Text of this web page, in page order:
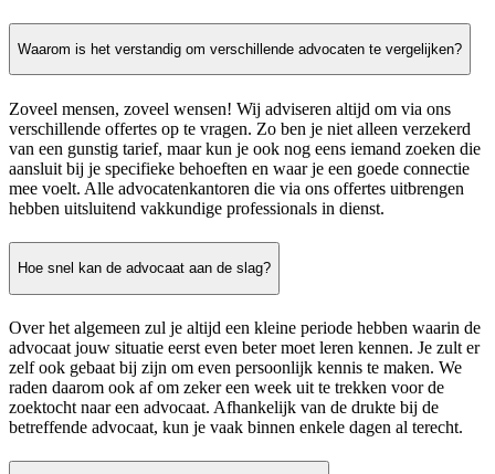
Waarom is het verstandig om verschillende advocaten te vergelijken?
Zoveel mensen, zoveel wensen! Wij adviseren altijd om via ons
verschillende offertes op te vragen. Zo ben je niet alleen verzekerd
van een gunstig tarief, maar kun je ook nog eens iemand zoeken die
aansluit bij je specifieke behoeften en waar je een goede connectie
mee voelt. Alle advocatenkantoren die via ons offertes uitbrengen
hebben uitsluitend vakkundige professionals in dienst.
Hoe snel kan de advocaat aan de slag?
Over het algemeen zul je altijd een kleine periode hebben waarin de
advocaat jouw situatie eerst even beter moet leren kennen. Je zult er
zelf ook gebaat bij zijn om even persoonlijk kennis te maken. We
raden daarom ook af om zeker een week uit te trekken voor de
zoektocht naar een advocaat. Afhankelijk van de drukte bij de
betreffende advocaat, kun je vaak binnen enkele dagen al terecht.